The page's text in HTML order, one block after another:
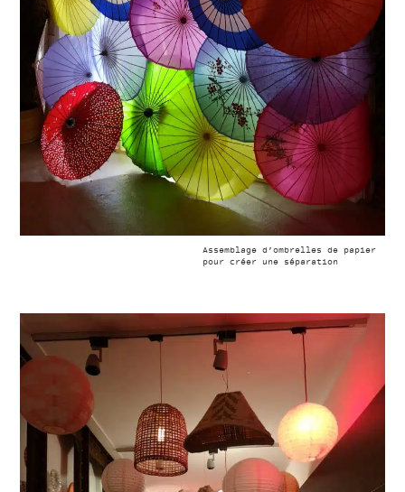
Assemblage d’ombrelles de papier
pour créer une séparation